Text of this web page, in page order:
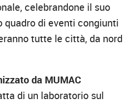
celebrandone il suo
di eventi congiunti
tutte le città, da nord
da MUMAC
di un laboratorio sul